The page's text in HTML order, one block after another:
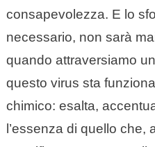
consapevolezza. E lo
necessario, non sarà
quando attraversiamo
questo virus sta
chimico: esalta,
l’essenza di quello che,